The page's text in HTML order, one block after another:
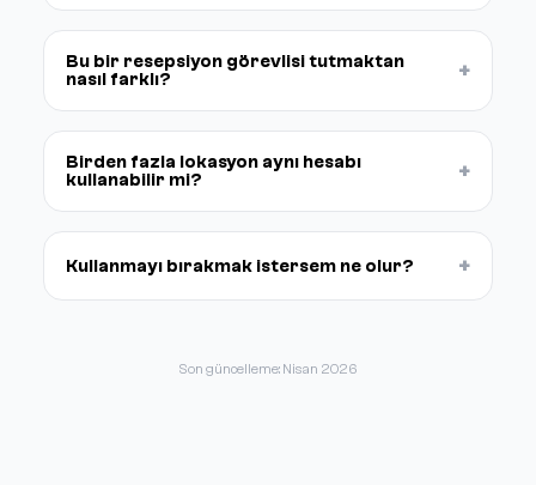
Bu bir resepsiyon görevlisi tutmaktan
nasıl farklı?
+
Birden fazla lokasyon aynı hesabı
kullanabilir mi?
+
Kullanmayı bırakmak istersem ne olur? +
Son güncelleme: Nisan 2026